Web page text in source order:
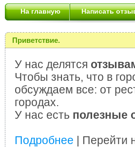
На главную Написать
Приветствие.
У нас делятся
Чтобы знать, что в
обсуждаем все: от
городах.
У нас есть полезные
Подробнее | Перейти